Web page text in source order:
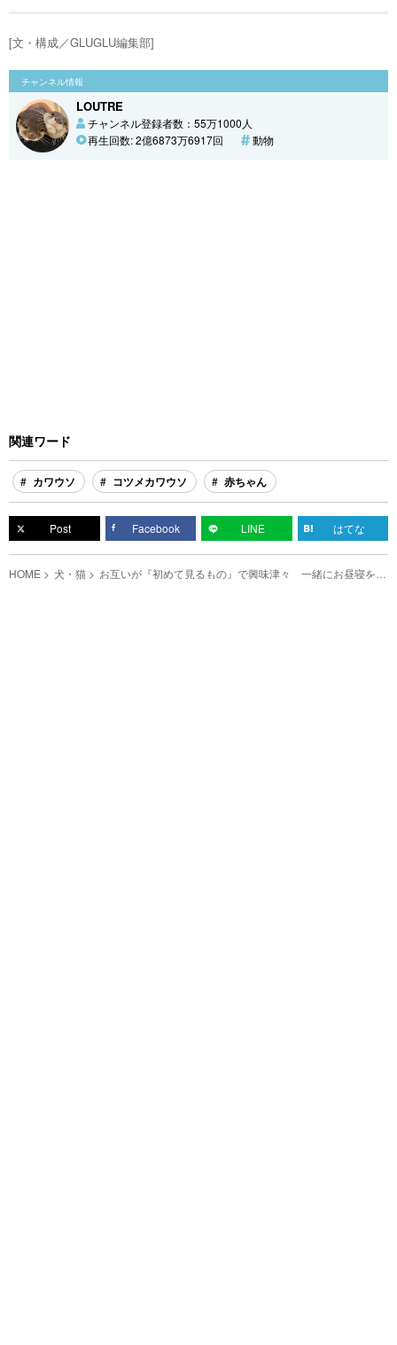
[文・構成／GLUGLU編集部]
チャンネル情報
LOUTRE
チャンネル登録者数：55万1000人
再生回数: 2億6873万6917回
動物
関連ワード
カワウソ コツメカワウソ 赤ちゃん
Post Facebook LINE はてな
HOME 犬・猫 お互いが『初めて見るもの』で興味津々 一緒にお昼寝をす